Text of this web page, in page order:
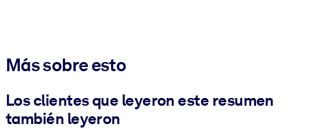
Más sobre esto
Los clientes que leyeron este resumen
también leyeron